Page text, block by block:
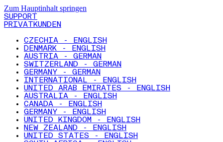
Zum Hauptinhalt springen
SUPPORT
PRIVATKUNDEN
CZECHIA - ENGLISH
DENMARK - ENGLISH
AUSTRIA - GERMAN
SWITZERLAND - GERMAN
GERMANY - GERMAN
INTERNATIONAL - ENGLISH
UNITED ARAB EMIRATES - ENGLISH
AUSTRALIA - ENGLISH
CANADA - ENGLISH
GERMANY - ENGLISH
UNITED KINGDOM - ENGLISH
NEW ZEALAND - ENGLISH
UNITED STATES - ENGLISH